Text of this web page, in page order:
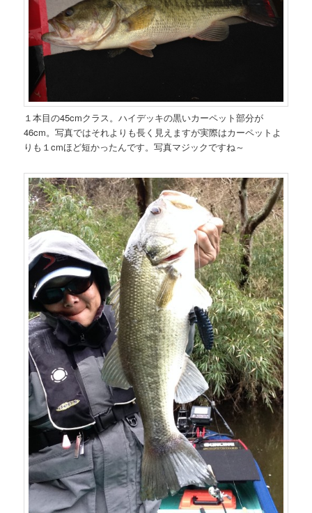
１本目の45cmクラス。ハイデッキの黒いカーペット部分が
46cm。写真ではそれよりも長く見えますが実際はカーペットよ
りも１cmほど短かったんです。写真マジックですね～